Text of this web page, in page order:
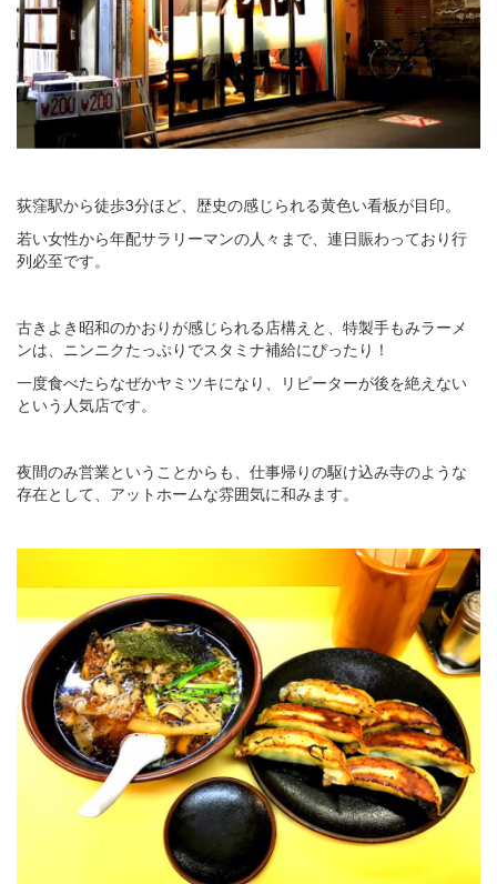
荻窪駅から徒歩3分ほど、歴史の感じられる黄色い看板が目印。
若い女性から年配サラリーマンの人々まで、連日賑わっており行
列必至です。
古きよき昭和のかおりが感じられる店構えと、特製手もみラーメ
ンは、ニンニクたっぷりでスタミナ補給にぴったり！
一度食べたらなぜかヤミツキになり、リピーターが後を絶えない
という人気店です。
夜間のみ営業ということからも、仕事帰りの駆け込み寺のような
存在として、アットホームな雰囲気に和みます。